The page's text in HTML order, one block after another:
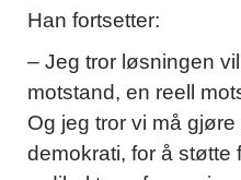
Han fortsetter:
– Jeg tror løsningen
motstand, en reell
Og jeg tror vi må
demokrati, for å støtte